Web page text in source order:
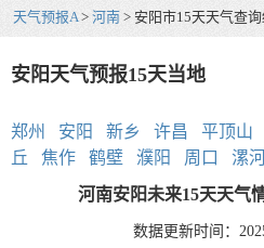
天气预报A> 河南 > 安阳市15天天气查
安阳天气预报15天当地
郑州 安阳 新乡 许昌 平顶山
丘
焦作 鹤壁 濮阳 周口 漯河
河南安阳未来15天天气
数据更新时间：